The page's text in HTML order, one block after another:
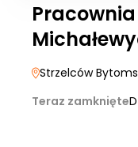
Strzelców
Teraz zamknięte